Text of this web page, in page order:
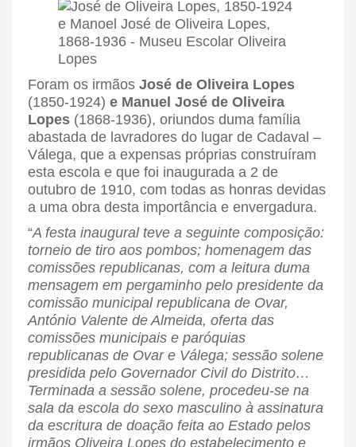
Foram os irmãos José de Oliveira Lopes
(1850-1924) e Manuel José de Oliveira
Lopes (1868-1936), oriundos duma família
abastada de lavradores do lugar de Cadaval –
Válega, que a expensas próprias construíram
esta escola e que foi inaugurada a 2 de
outubro de 1910, com todas as honras devidas
a uma obra desta importância e envergadura.
“A festa inaugural teve a seguinte composição:
torneio de tiro aos pombos; homenagem das
comissões republicanas, com a leitura duma
mensagem em pergaminho pelo presidente da
comissão municipal republicana de Ovar,
António Valente de Almeida, oferta das
comissões municipais e paróquias
republicanas de Ovar e Válega; sessão solene
presidida pelo Governador Civil do Distrito…
Terminada a sessão solene, procedeu-se na
sala da escola do sexo masculino à assinatura
da escritura de doação feita ao Estado pelos
irmãos Oliveira Lopes do estabelecimento e